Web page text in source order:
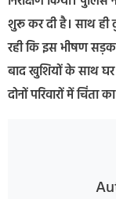
शुरू कर दी है। साथ ही
रही कि इस भीषण
बाद खुशियों के साथ घर
दोनों परिवारों में चिंता